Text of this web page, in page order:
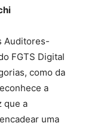
Auditores-
FGTS Digital
como da
a
que a
uma